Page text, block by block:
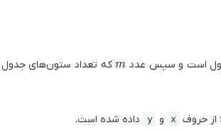
است و سپس عدد
m
mکه تعداد ستون‌های
از حروف x و y داده شده است.